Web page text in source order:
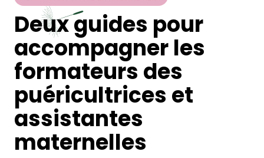
Deux guides pour
accompagner les
formateurs des
puéricultrices et
assistantes
maternelles